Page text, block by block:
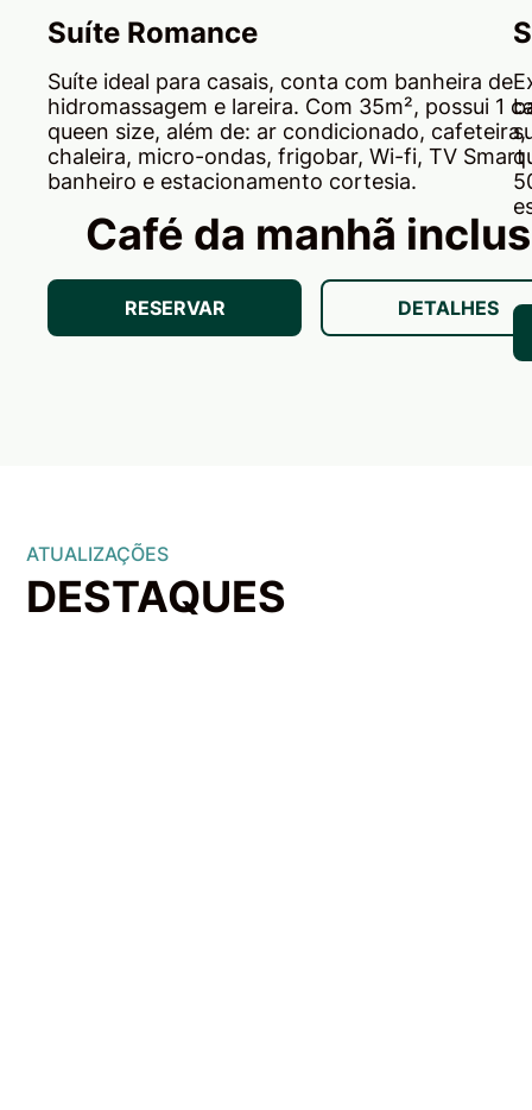
Suíte ideal para casais, conta com banheira de
hidromassagem e lareira. Com 35m², possui 1
queen size, além de: ar condicionado, cafeteira,
chaleira, micro-ondas, frigobar, Wi-fi, TV Smart
banheiro e estacionamento cortesia.
Suíte Romance
Café da manhã
RESERVAR DETALHES
ATUALIZAÇÕES
​DESTAQUES